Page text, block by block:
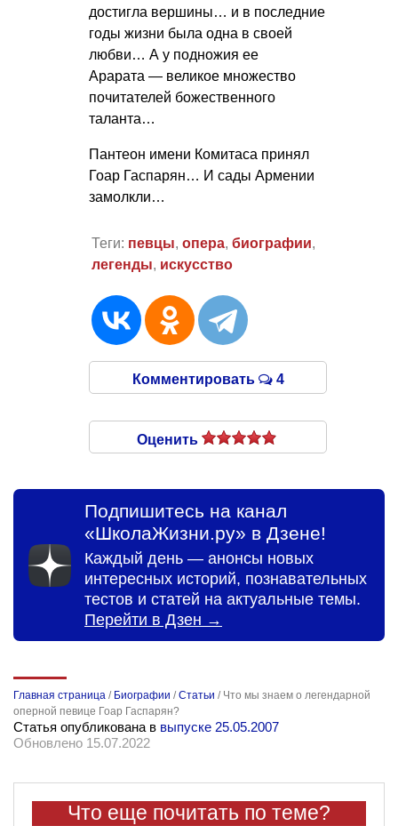
достигла вершины… и в последние
годы жизни была одна в своей
любви… А у подножия ее
Арарата — великое множество
почитателей божественного
таланта…
Пантеон имени Комитаса принял
Гоар Гаспарян… И сады Армении
замолкли…
Теги: певцы, опера, биографии,
легенды, искусство
Комментировать 4
Оценить
Подпишитесь на канал
«ШколаЖизни.ру» в Дзене!
Каждый день — анонсы новых
интересных историй, познавательных
тестов и статей на актуальные темы.
Перейти в Дзен →
Главная страница / Биографии /Статьи / Что мы знаем о легендарной
оперной певице Гоар Гаспарян?
Статья опубликована в выпуске 25.05.2007
Обновлено 15.07.2022
Что еще почитать по теме?